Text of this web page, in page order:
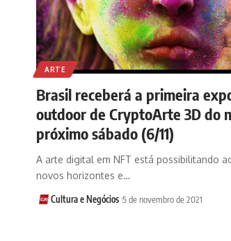
ARTE
Brasil receberá a primeira
outdoor de CryptoArte 3D do
próximo sábado (6/11)
A arte digital em NFT está possibilitando
novos horizontes e…
Cultura e Negócios 5 de novembro de 2021